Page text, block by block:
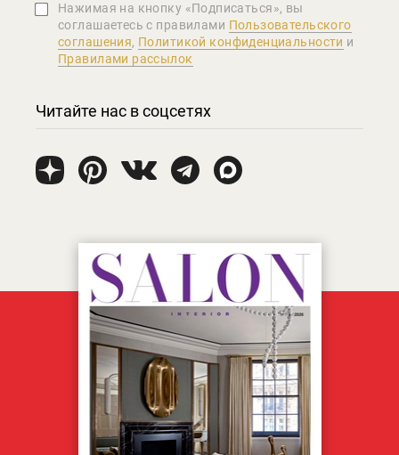
Нажимая на кнопку «Подписаться», вы
соглашаетеcь с правилами Пользовательского
соглашения, Политикой конфиденциальности и
Правилами рассылок
Читайте нас в соцсетях